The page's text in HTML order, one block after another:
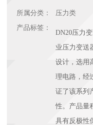
所属分类：
压力类
产品标签：
DN20压力
业压力变送
设计，选用
理电路，经
证了该系列
性。产品量
具有反极性